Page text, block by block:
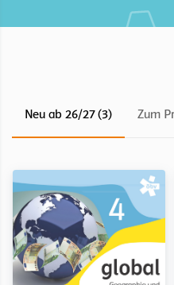
Neu ab 26/27 (3) Zum